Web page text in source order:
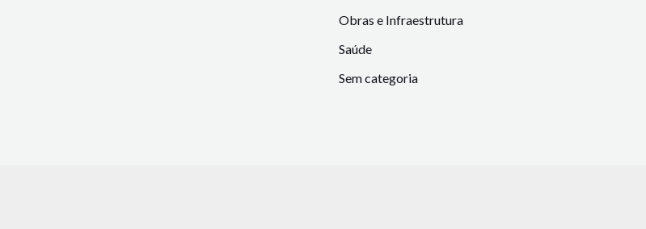
Obras e Infraestrutura
Saúde
Sem categoria